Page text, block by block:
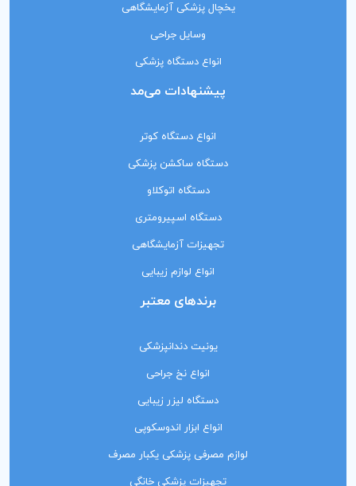
یخچال پزشکی آزمایشگاهی
وسایل جراحی
انواع دستگاه پزشکی
پیشنهادات می‌مد
انواع دستگاه کوتر
دستگاه ساکشن پزشکی
دستگاه اتوکلاو
دستگاه اسپیرومتری
تجهیزات آزمایشگاهی
انواع لوازم زیبایی
برندهای معتبر
یونیت دندانپزشکی
انواع نخ جراحی
دستگاه لیزر زیبایی
انواع ابزار اندوسکوپی
لوازم مصرفی پزشکی یکبار مصرف
تجهیزات پزشکی خانگی